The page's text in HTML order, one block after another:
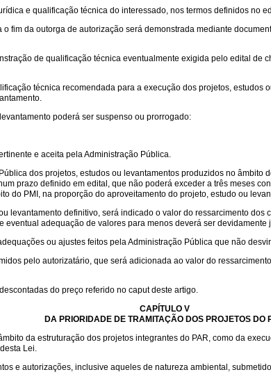
e qualificação técnica do interessado, nos termos definidos no
fim da outorga de autorização será demonstrada mediante
de qualificação técnica eventualmente exigida pelo edital
técnica recomendada para a execução dos projetos,
poderá ser suspenso ou prorrogado:
e aceita pela Administração Pública.
dos projetos, estudos ou levantamentos produzidos no
prazo definido em edital, que não poderá exceder a três meses
do PMI, na proporção do aproveitamento do projeto, estudo ou
levantamento definitivo, será indicado o valor do ressarcimento
adequação de valores para menos deverá ser devidamente
ou ajustes feitos pela Administração Pública que não
pelo autorizatário, que será adicionada ao valor do
do preço referido no caput deste artigo.
CAPÍTULO V
DA PRIORIDADE DE TRAMITAÇÃO DOS PROJETOS DO
da estruturação dos projetos integrantes do PAR, como da
Lei.
e autorizações, inclusive aqueles de natureza ambiental,